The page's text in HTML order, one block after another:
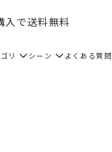
入で送料無料
リ シーン よくある質問